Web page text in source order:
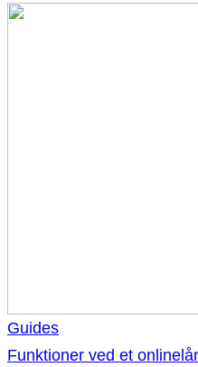
Guides
Funktioner ved et